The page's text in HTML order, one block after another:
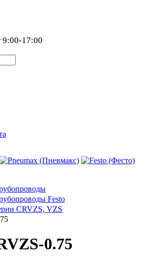
9:00-17:00
Festo
CRVZS, VZS
0.75